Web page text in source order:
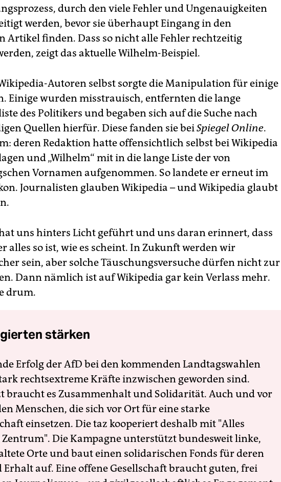
durch den viele Fehler und Ungenauigkeiten
werden, bevor sie überhaupt Eingang in den
Artikel finden. Dass so nicht alle Fehler rechtzeitig
zeigt das aktuelle Wilhelm-Beispiel.
Autoren selbst sorgte die Manipulation für einige
Einige wurden misstrauisch, entfernten die lange
des Politikers und begaben sich auf die Suche nach
Quellen hierfür. Diese fanden sie beiSpiegel Online.
deren Redaktion hatte offensichtlich selbst bei Wikipedia
und „Wilhelm“ mit in die lange Liste der von
Vornamen aufgenommen. So landete er erneut im
Journalisten glauben Wikipedia – und Wikipedia glaubt
uns hinters Licht geführt und uns daran erinnert, dass
alles so ist, wie es scheint. In Zukunft werden wir
sein, aber solche Täuschungsversuche dürfen nicht zur
Dann nämlich ist auf Wikipedia gar kein Verlass mehr.
drum.
stärken
Erfolg der AfD bei den kommenden Landtagswahlen
rechtsextreme Kräfte inzwischen geworden sind.
braucht es Zusammenhalt und Solidarität. Auch und vor
Menschen, die sich vor Ort für eine starke
einsetzen. Die taz kooperiert deshalb mit "Alles
Die Kampagne unterstützt bundesweit linke,
Orte und baut einen solidarischen Fonds für deren
Erhalt auf. Eine offene Gesellschaft braucht guten, frei